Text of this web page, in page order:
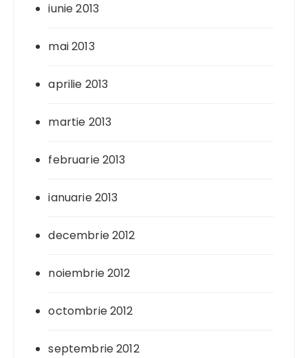
iunie 2013
mai 2013
aprilie 2013
martie 2013
februarie 2013
ianuarie 2013
decembrie 2012
noiembrie 2012
octombrie 2012
septembrie 2012